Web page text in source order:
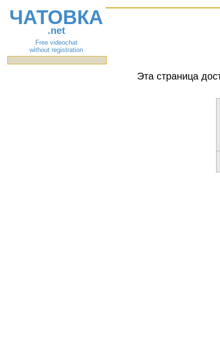
ЧАТОВКА
.net
Free videochat
without registration
Эта страница